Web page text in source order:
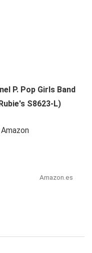
P. Pop Girls Band
S8623-L)
Amazon.es